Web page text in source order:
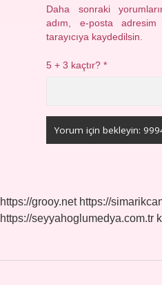
Daha sonraki
adım, e-posta
tarayıcıya kaydedilsin.
5 + 3 kaçtır?*
https://grooy.net https://
https://seyyahoglumedya.com.tr